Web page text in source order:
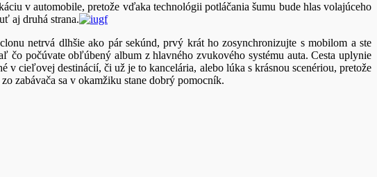
v automobile, pretože vďaka technológii potláčania šumu bude hlas volajúceho
aj druhá strana.
netrvá dlhšie ako pár sekúnd, prvý krát ho zosynchronizujte s mobilom a ste
počúvate obľúbený album z hlavného zvukového systému auta. Cesta uplynie
cieľovej destinácií, či už je to kancelária, alebo lúka s krásnou scenériou, pretože
zabávača sa v okamžiku stane dobrý pomocník.